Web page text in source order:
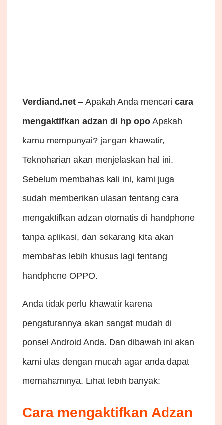
Verdiand.net – Apakah Anda mencari cara
mengaktifkan adzan di hp opo Apakah
kamu mempunyai? jangan khawatir,
Teknoharian akan menjelaskan hal ini.
Sebelum membahas kali ini, kami juga
sudah memberikan ulasan tentang cara
mengaktifkan adzan otomatis di handphone
tanpa aplikasi, dan sekarang kita akan
membahas lebih khusus lagi tentang
handphone OPPO.
Anda tidak perlu khawatir karena
pengaturannya akan sangat mudah di
ponsel Android Anda. Dan dibawah ini akan
kami ulas dengan mudah agar anda dapat
memahaminya. Lihat lebih banyak:
Cara mengaktifkan Adzan